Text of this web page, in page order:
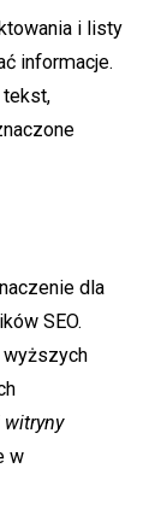
i listy
informacje.
tekst,
dla
SEO.
wyższych
w